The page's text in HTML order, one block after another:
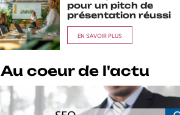
pour un pitch de
présentation réussi
EN SAVOIR PLUS
Au coeur de l'actu